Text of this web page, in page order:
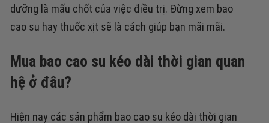
dưỡng là mấu chốt của việc điều trị. Đừng xem bao
cao su hay thuốc xịt sẽ là cách giúp bạn mãi mãi.
Mua bao cao su kéo dài thời gian quan
hệ ở đâu?
Hiện nay các sản phẩm bao cao su kéo dài thời gian